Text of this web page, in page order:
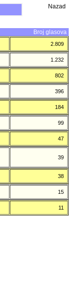
Nazad
Broj glasova
2.809
1.232
802
396
184
99
47
39
38
15
11